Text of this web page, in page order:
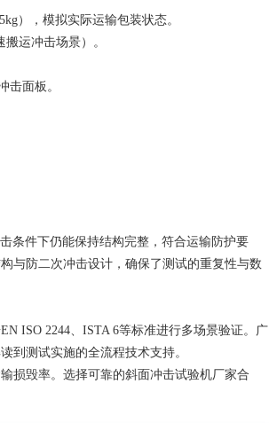
），模拟实际运输包装状态。
运冲击场景）。
击面板。
条件下仍能保持结构完整，符合运输防护要
与防二次冲击设计，确保了测试的重复性与数
EN ISO 2244、ISTA 6等标准进行多场景验证。广
到测试实施的全流程技术支持。
损毁率。选择可靠的斜面冲击试验机厂家合